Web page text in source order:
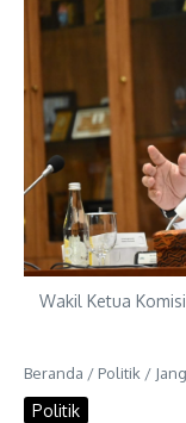
Wakil Ketua
Beranda / Politik /
Politik